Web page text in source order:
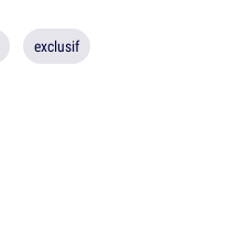
exclusif